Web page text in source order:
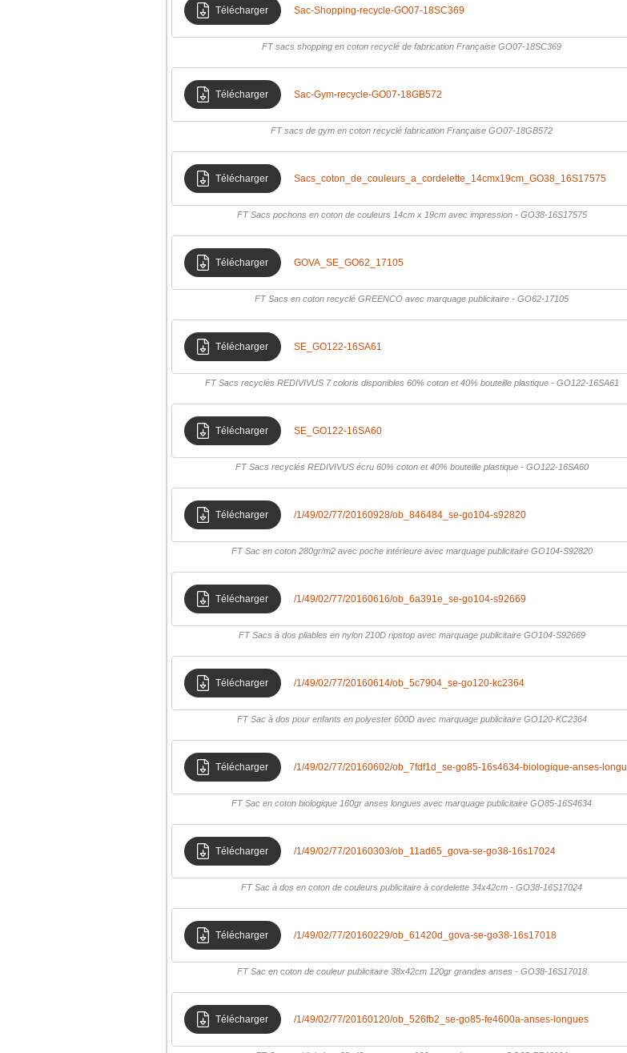
Télécharger Sac-Shopping-recycle-GO07-18SC369
FT sacs shopping en coton recyclé de fabrication Française GO07-18SC369
Télécharger Sac-Gym-recycle-GO07-18GB572
FT sacs de gym en coton recyclé fabrication Française GO07-18GB572
Télécharger Sacs_coton_de_couleurs_a_cordelette_14cmx19cm_GO38_16S17575
FT Sacs pochons en coton de couleurs 14cm x 19cm avec impression - GO38-16S17575
Télécharger GOVA_SE_GO62_17105
FT Sacs en coton recyclé GREENCO avec marquage publicitaire - GO62-17105
Télécharger SE_GO122-16SA61
FT Sacs recyclés REDIVIVUS 7 coloris disponibles 60% coton et 40% bouteille plastique - GO122-16SA61
Télécharger SE_GO122-16SA60
FT Sacs recyclés REDIVIVUS écru 60% coton et 40% bouteille plastique - GO122-16SA60
Télécharger /1/49/02/77/20160928/ob_846484_se-go104-s92820
FT Sac en coton 280gr/m2 avec poche intérieure avec marquage publicitaire GO104-S92820
Télécharger /1/49/02/77/20160616/ob_6a391e_se-go104-s92669
FT Sacs à dos pliables en nylon 210D ripstop avec marquage publicitaire GO104-S92669
Télécharger /1/49/02/77/20160614/ob_5c7904_se-go120-kc2364
FT Sac à dos pour enfants en polyester 600D avec marquage publicitaire GO120-KC2364
Télécharger /1/49/02/77/20160602/ob_7fdf1d_se-go85-16s4634-biologique-anses-longu
FT Sac en coton biologique 160gr anses longues avec marquage publicitaire GO85-16S4634
Télécharger /1/49/02/77/20160303/ob_11ad65_gova-se-go38-16s17024
FT Sac à dos en coton de couleurs publicitaire à cordelette 34x42cm - GO38-16S17024
Télécharger /1/49/02/77/20160229/ob_61420d_gova-se-go38-16s17018
FT Sac en coton de couleur publicitaire 38x42cm 120gr grandes anses - GO38-16S17018
Télécharger /1/49/02/77/20160120/ob_526fb2_se-go85-fe4600a-anses-longues